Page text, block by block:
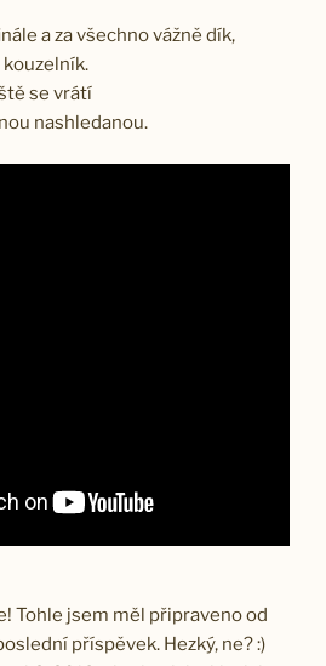
a za všechno vážně dík,
kouzelník.
se vrátí
nashledanou.
Tohle jsem měl připraveno od
příspěvek. Hezký, ne? :)